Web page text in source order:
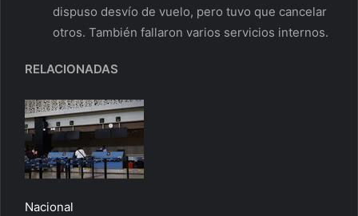
dispuso desvío de vuelo, pero tuvo que cancelar
otros. También fallaron varios servicios internos.
RELACIONADAS
Nacional